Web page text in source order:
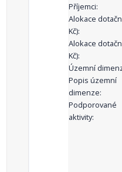
Příjemci:
Alokace
Kč):
Alokace
Kč):
Územní
Popis územní
dimenze:
Podporované
aktivity: